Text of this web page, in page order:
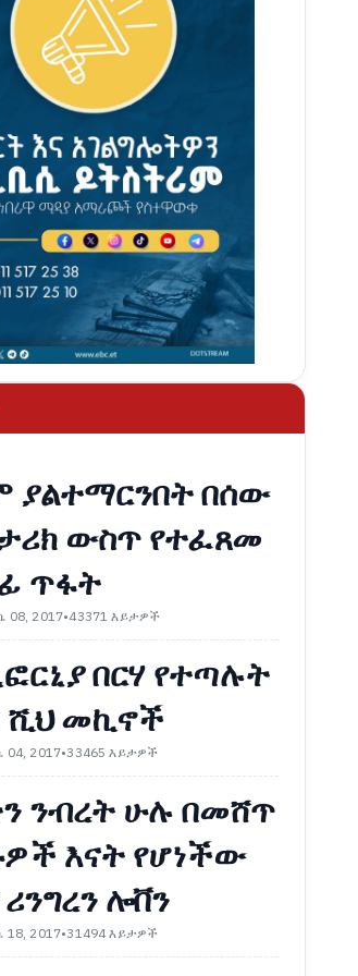
ያልተማርንበት በሰው
ውስጥ የተፈጸመ
ጥፋት
2017•43371 እይታዎች
በርሃ የተጣሉት
ሺህ መኪኖች
2017•33465 እይታዎች
ንብረት ሁሉ በመሸጥ
እናት የሆነችው
ሎቨን
2017•31494 እይታዎች